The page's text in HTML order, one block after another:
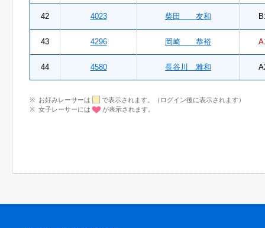
42 4023 柴田 友和
43 4296 岡崎 恭裕
44 4580 長谷川 雅和
お好みレーサーは
で表示されます。（ログイン後に表示されます）
女子レーサーには
が表示されます。